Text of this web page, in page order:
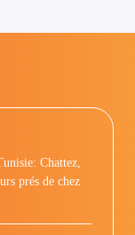
Chattez,
prés de chez